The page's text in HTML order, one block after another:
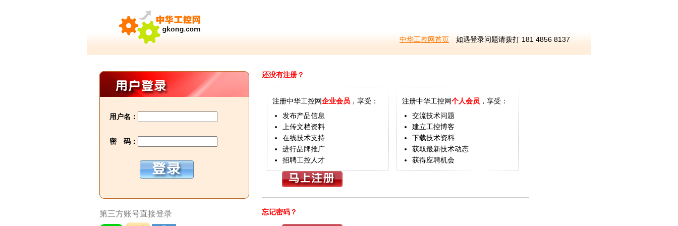
中华工控网首页 如遇登录问题请拨打 181 4856 8137
用户名：
密 码：
第三方账号直接登录
还没有注册？
注册中华工控网企业会员 ，享受：
发布产品信息
上传文档资料
在线技术支持
进行品牌推广
招聘工控人才
注册中华工控网个人会员 ，享受：
交流技术问题
建立工控博客
下载技术资料
获取最新技术动态
获得应聘机会
忘记密码？